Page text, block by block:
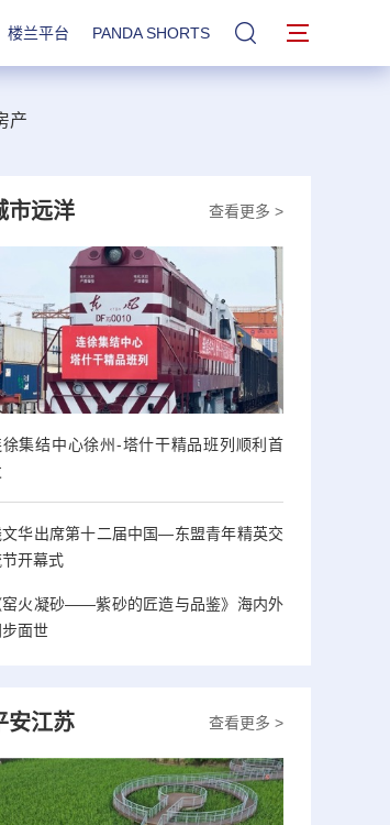
楼兰平台 PANDA SHORTS 站内搜索
产
查看更多 >
市远洋
徐集结中心徐州-塔什干精品班列顺利首
华出席第十二届中国—东盟青年精英交
开幕式
窑火凝砂——紫砂的匠造与品鉴》海内外
步面世
查看更多 >
安江苏